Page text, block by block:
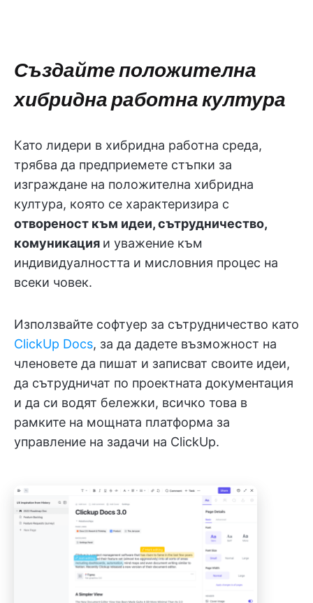
Създайте положителна
хибридна работна култура
Като лидери в хибридна работна среда,
трябва да предприемете стъпки за
изграждане на положителна хибридна
култура, която се характеризира с
отвореност към идеи, сътрудничество,
комуникация и уважение към
индивидуалността и мисловния процес на
всеки човек.
Използвайте софтуер за сътрудничество като
ClickUp Docs, за да дадете възможност на
членовете да пишат и записват своите идеи,
да сътрудничат по проектната документация
и да си водят бележки, всичко това в
рамките на мощната платформа за
управление на задачи на ClickUp.